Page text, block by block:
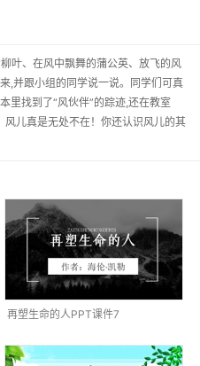
叶、在风中飘舞的蒲公英、放飞的风
,并跟小组的同学说一说。同学们可真
里找到了“风伙伴”的踪迹,还在教室
儿真是无处不在！你还认识风儿的其
再塑生命的人PPT课件7